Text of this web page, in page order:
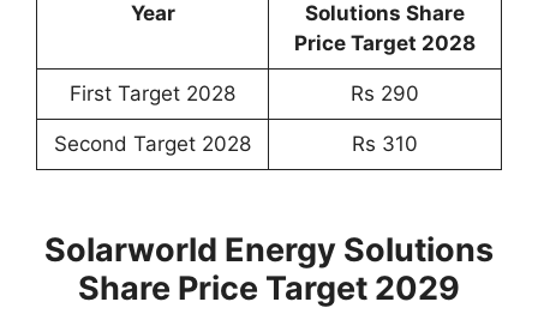
Year
Solutions Share
Price Target 2028
First Target 2028 Rs 290
Second Target 2028 Rs 310
Solarworld Energy Solutions
Share Price Target 2029